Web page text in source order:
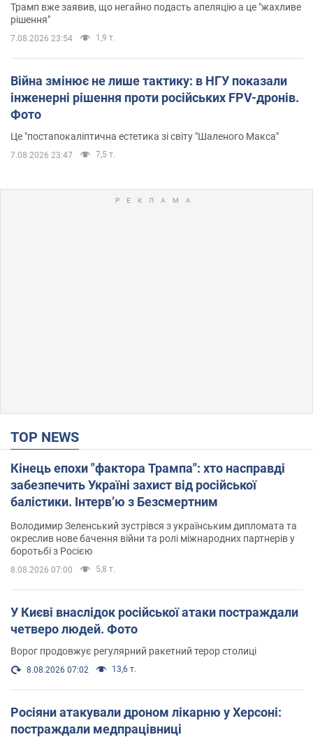
Трамп вже заявив, що негайно подасть апеляцію а це "жахливе
рішення"
7.08.2026 23:54 1,9 т.
Війна змінює не лише тактику: в НГУ показали
інженерні рішення проти російських FPV-дронів.
Фото
Це "постапокаліптична естетика зі світу "Шаленого Макса"
7.08.2026 23:47 7,5 т.
TOP NEWS
Кінець епохи "фактора Трампа": хто насправді
забезпечить Україні захист від російської
балістики. Інтерв’ю з Безсмертним
Володимир Зеленський зустрівся з українським дипломата та
окреслив нове бачення війни та ролі міжнародних партнерів у
боротьбі з Росією
8.08.2026 07:00 5,8 т.
У Києві внаслідок російської атаки постраждали
четверо людей. Фото
Ворог продовжує регулярний ракетний терор столиці
8.08.2026 07:02 13,6 т.
Росіяни атакували дроном лікарню у Херсоні:
постраждали медпрацівниці